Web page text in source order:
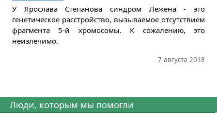
У Ярослава Степанова синдром Лежена - это
генетическое расстройство, вызываемое отсутствием
фрагмента 5-й хромосомы. К сожалению, это
неизлечимо.
7 августа 2018
Люди, которым мы помогли